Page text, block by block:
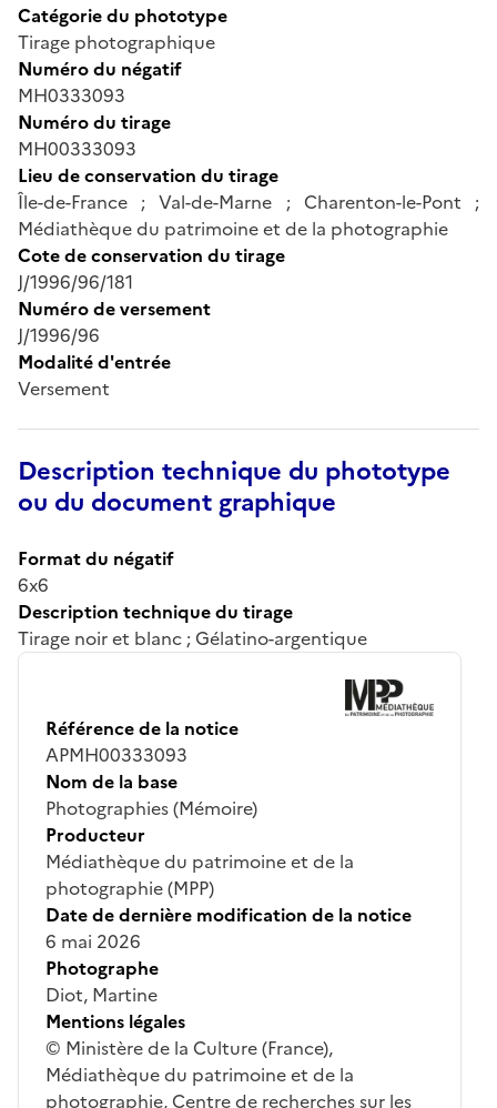
Catégorie du phototype
Tirage photographique
Numéro du négatif
MH0333093
Numéro du tirage
MH00333093
Lieu de conservation du tirage
Île-de-France ; Val-de-Marne ; Charenton-le-Pont ;
Médiathèque du patrimoine et de la photographie
Cote de conservation du tirage
J/1996/96/181
Numéro de versement
J/1996/96
Modalité d'entrée
Versement
Description technique du phototype
ou du document graphique
Format du négatif
6x6
Description technique du tirage
Tirage noir et blanc ; Gélatino-argentique
Référence de la notice
APMH00333093
Nom de la base
Photographies (Mémoire)
Producteur
Médiathèque du patrimoine et de la
photographie (MPP)
Date de dernière modification de la notice
6 mai 2026
Photographe
Diot, Martine
Mentions légales
© Ministère de la Culture (France),
Médiathèque du patrimoine et de la
photographie, Centre de recherches sur les